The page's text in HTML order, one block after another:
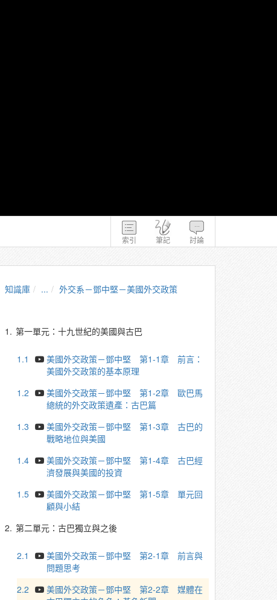
索引 筆記 討論
知識庫 ... 外交系－鄧中堅－美國外交政策
1. 第一單元：十九世紀的美國與古巴
1.1
美國外交政策－鄧中堅 第1-1章 前言：
美國外交政策的基本原理
1.2
美國外交政策－鄧中堅 第1-2章 歐巴馬
總統的外交政策遺產：古巴篇
1.3
美國外交政策－鄧中堅 第1-3章 古巴的
戰略地位與美國
1.4
美國外交政策－鄧中堅 第1-4章 古巴經
濟發展與美國的投資
1.5
美國外交政策－鄧中堅 第1-5章 單元回
顧與小結
2. 第二單元：古巴獨立與之後
2.1
美國外交政策－鄧中堅 第2-1章 前言與
問題思考
2.2
美國外交政策－鄧中堅 第2-2章 媒體在